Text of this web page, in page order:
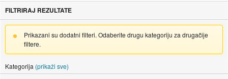
FILTRIRAJ REZULTATE
Prikazani su dodatni filteri. Odaberite drugu kategoriju za drugačije
filtere.
Kategorija (prikaži sve)